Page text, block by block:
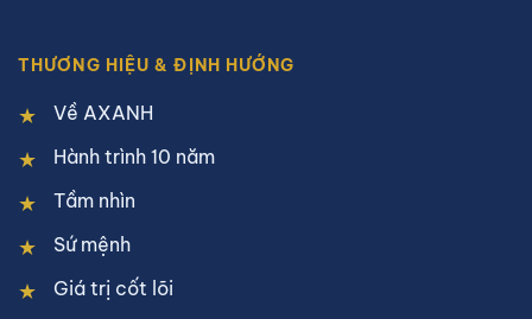
THƯƠNG HIỆU & ĐỊNH HƯỚNG
Về AXANH
Hành trình 10 năm
Tầm nhìn
Sứ mệnh
Giá trị cốt lõi